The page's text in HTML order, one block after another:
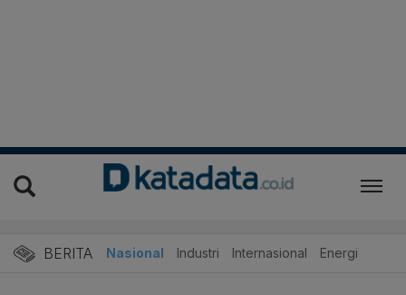
BERITA Nasional Industri Internasional Energi